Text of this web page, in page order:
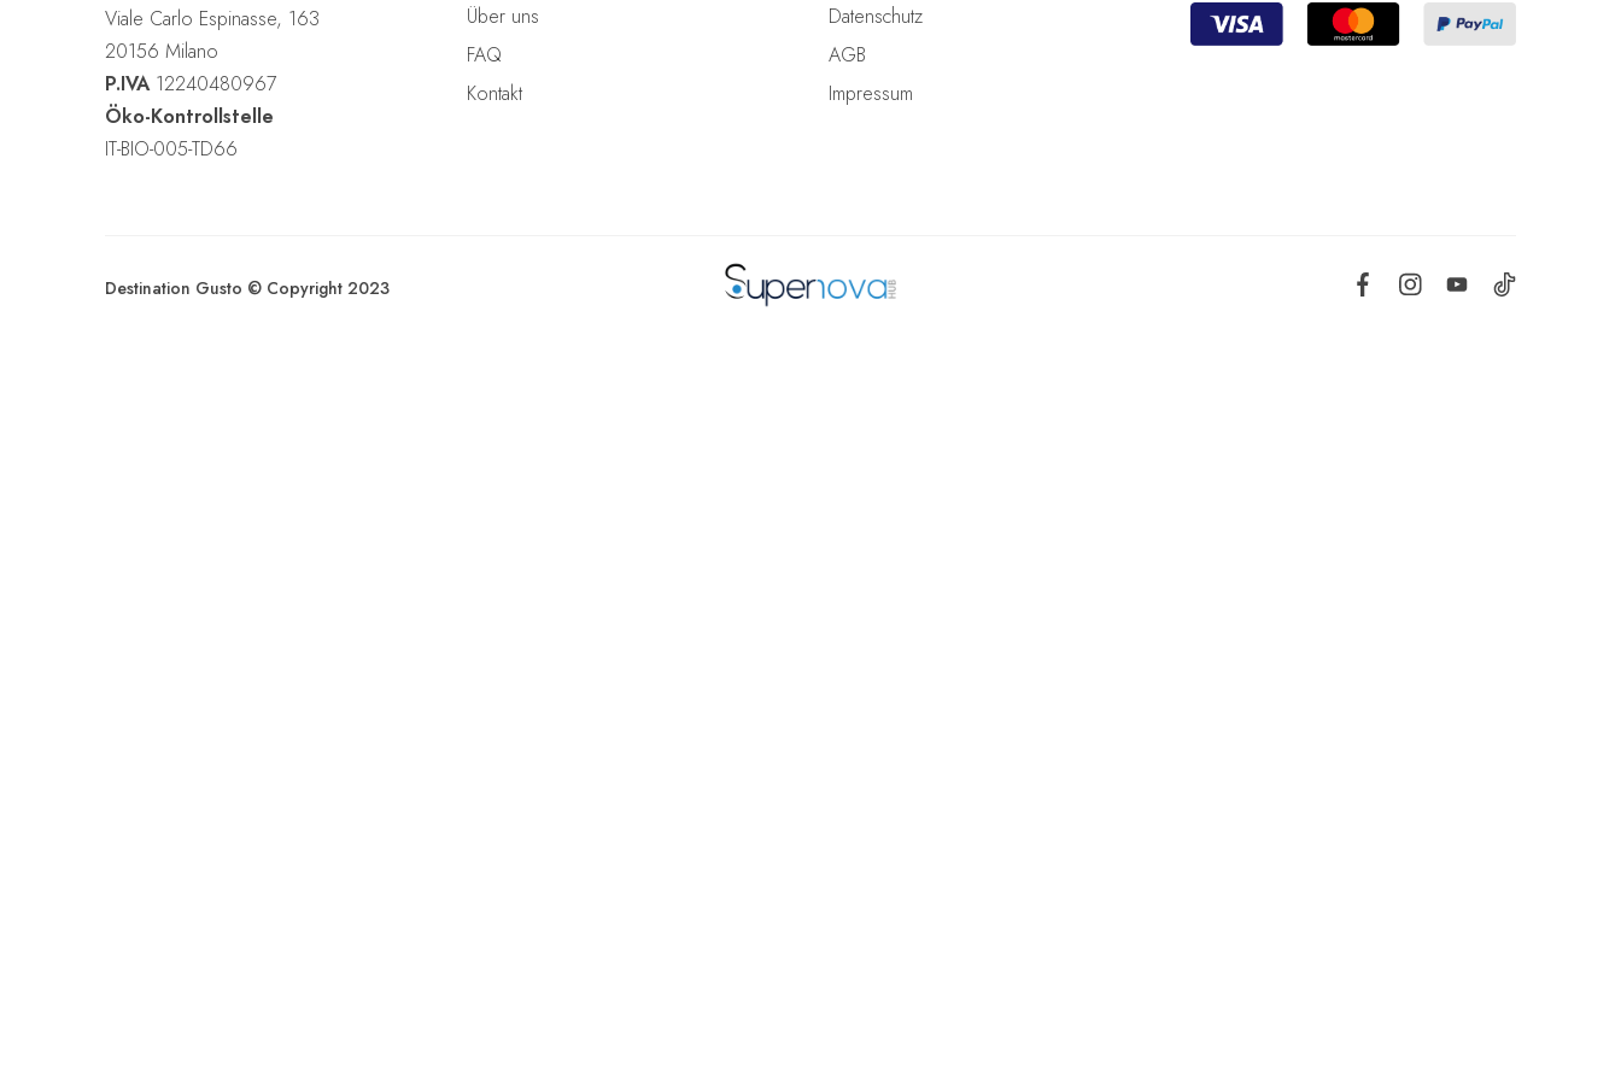
l
Viale Carlo Espinasse, 163
20156 Milano
P.IVA12240480967
Öko-Kontrollstelle
IT-BIO-005-TD66
Über uns
FAQ
Kontakt
Datenschutz
AGB
Impressum
Destination Gusto © Copyright 2023